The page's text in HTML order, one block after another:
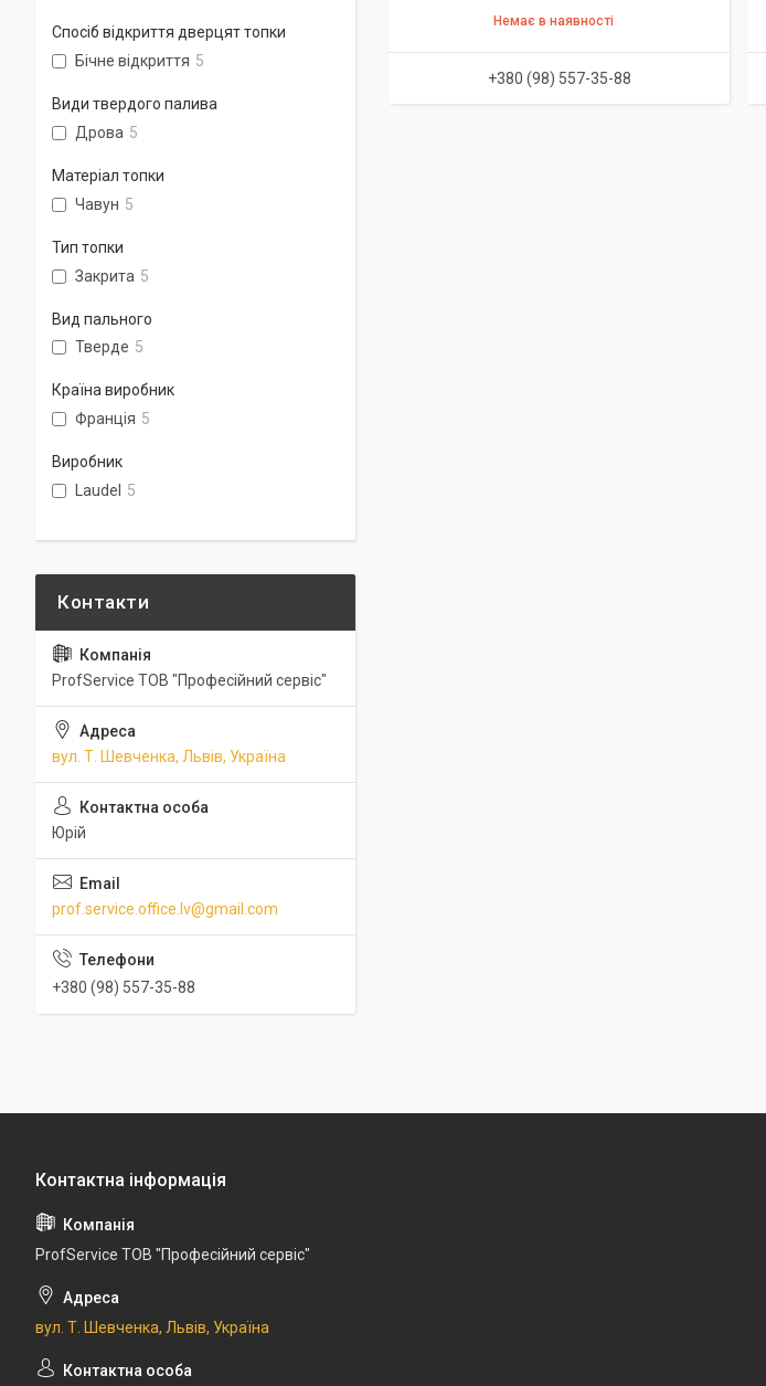
Немає в наявності
+380 (98) 557-35-88
Спосіб відкриття дверцят топки
Бічне відкриття 5
Види твердого палива
Дрова 5
Матеріал топки
Чавун 5
Тип топки
Закрита 5
Вид пального
Тверде 5
Країна виробник
Франція 5
Виробник
Laudel
5
ProfService ТОВ "Професійний сервіс"
вул. Т. Шевченка, Львів, Україна
Юрій
prof.service.office.lv@gmail.com
+380 (98) 557-35-88
ProfService ТОВ "Професійний сервіс"
вул. Т. Шевченка, Львів, Україна